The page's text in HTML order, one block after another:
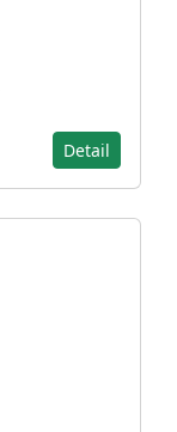
Detail